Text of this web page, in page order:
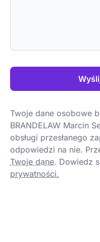
Twoje dane osobowe
BRANDELAW Marcin
obsługi przesłanego
odpowiedzi na nie.
Twoje dane. Dowiedz
prywatności.